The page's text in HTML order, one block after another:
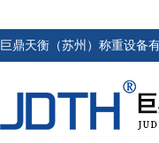
巨鼎天衡（苏州）称重设备